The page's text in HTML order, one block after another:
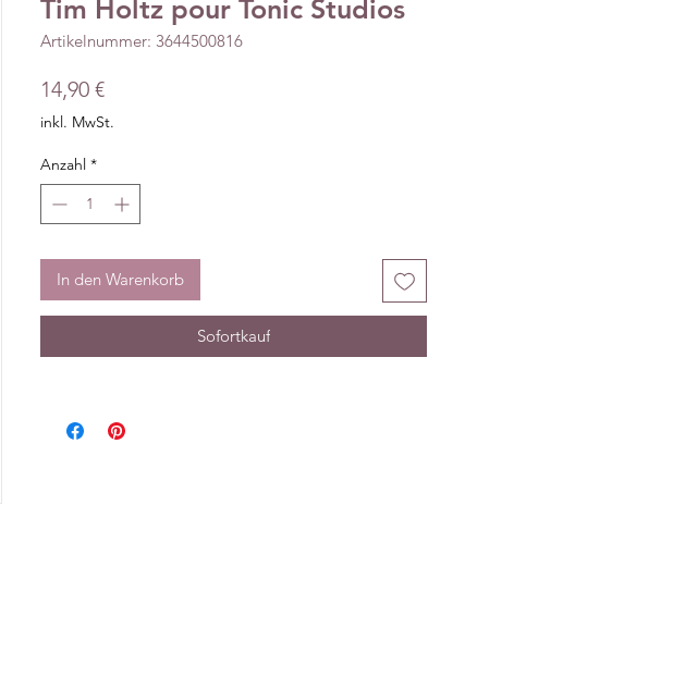
Tim Holtz pour Tonic Studios
Artikelnummer: 3644500816
14,90 €Preis
inkl. MwSt.
Anzahl *
In den Warenkorb
Sofortkauf